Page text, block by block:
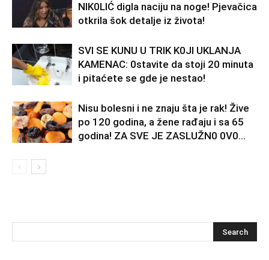
NlK0LlĆ digla naciju na noge! Pjevačica
otkrila šok detalje iz života!
SVl SE KUNU U TRlK K0Jl UKLANJA
KAMENAC: 0stavite da stoji 20 minuta
i pitaćete se gde je nestao!
Nisu bolesni i ne znaju šta je rak! Žive
po 120 godina, a žene rađaju i sa 65
godina! ZA SVE JE ZASLUŽN0 0V0...